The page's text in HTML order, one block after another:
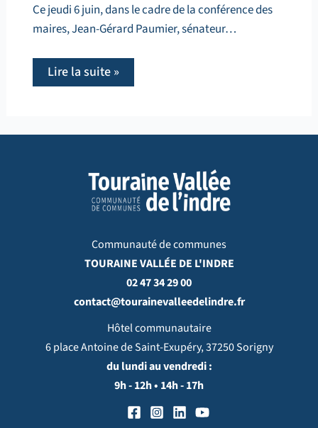
Ce jeudi 6 juin, dans le cadre de la conférence des
maires, Jean-Gérard Paumier, sénateur…
Lire la suite »
Communauté de communes
TOURAINE VALLÉE DE L'INDRE
02 47 34 29 00
contact@tourainevalleedelindre.fr
Hôtel communautaire
6 place Antoine de Saint-Exupéry, 37250 Sorigny
du lundi au vendredi :
9h - 12h • 14h - 17h